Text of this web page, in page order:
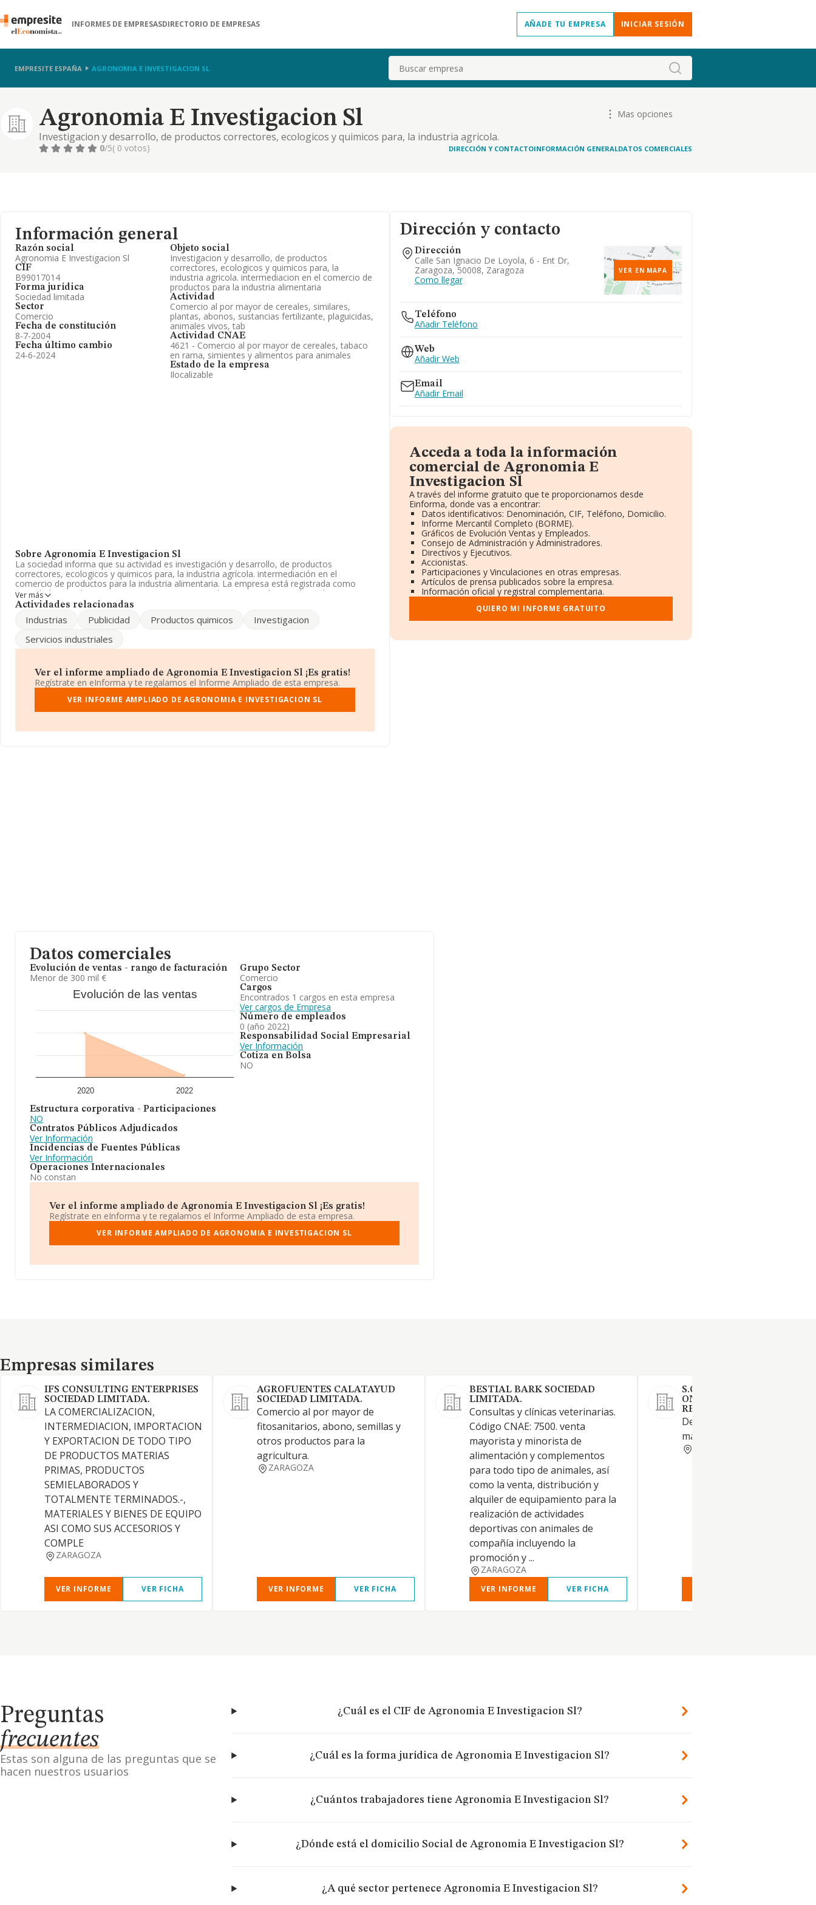
INFORMES DE EMPRESASDIRECTORIO DE EMPRESAS AÑADE TU EMPRESA INICIAR SESIÓN
EMPRESITE ESPAÑA AGRONOMIA E INVESTIGACION SL Buscar
Agronomia E Investigacion Sl
Investigacion y desarrollo, de productos correctores, ecologicos y quimicos para, la industria agricola.
intermediacion en el comercio de productos para la industria alimentaria
Mas opciones
0/5( 0 votos) DIRECCIÓN Y CONTACTOINFORMACIÓN GENERALDATOS COMERCIALES
Información general
Razón social
Agronomia E Investigacion Sl
CIF
B99017014
Forma jurídica
Sociedad limitada
Sector
Comercio
Fecha de constitución
8-7-2004
Fecha último cambio
24-6-2024
Objeto social
Investigacion y desarrollo, de productos
correctores, ecologicos y quimicos para, la
industria agricola. intermediacion en el comercio de
productos para la industria alimentaria
Actividad
Comercio al por mayor de cereales, similares,
plantas, abonos, sustancias fertilizante, plaguicidas,
animales vivos, tab
Actividad CNAE
4621 - Comercio al por mayor de cereales, tabaco
en rama, simientes y alimentos para animales
Estado de la empresa
Ilocalizable
Sobre Agronomia E Investigacion Sl
La sociedad informa que su actividad es investigación y desarrollo, de productos
correctores, ecologicos y quimicos para, la industria agrícola. intermediación en el
comercio de productos para la industria alimentaria. La empresa está registrada como
Sociedad Limitada. Tiene CNAE: 4621 - 'Comercio al por mayor de cereales, tabaco en
rama, simientes y alimentos para animales'. No realiza actividad de importación y/o
Ignacio De Loyola núm. 6 Ent Dr, (50008), Zaragoza, Aragón.
la facturación en el ámbito nacional alcanza los 26.805 millones de euros y la media entre
todas las compañías es de 2 millones de euros de ventas en 2022, encontrándose la
facturación de la empresa por encima del promedio. Respecto a la información de la
provincia (hablamos de Zaragoza), en la base de datos INFORMA constan 290 empresas,
cuyas ventas en 2022 han alcanzado los 664 millones de euros. Para aportar ulterior
años. La media de empleados de las empresas es de 2.
Ver más
Actividades relacionadas
Industrias Publicidad Productos quimicos
Investigacion
Servicios industriales
Ver el informe ampliado de Agronomia E Investigacion Sl ¡Es gratis!
Regístrate en eInforma y te regalamos el Informe Ampliado de esta empresa.
VER INFORME AMPLIADO DE AGRONOMIA E INVESTIGACION SL
Dirección y contacto
Dirección
Calle San Ignacio De Loyola, 6 - Ent Dr,
Zaragoza, 50008, Zaragoza
Como llegar
VER EN MAPA
Teléfono
Añadir Teléfono
Web
Añadir Web
Email
Añadir Email
Acceda a toda la información
comercial de Agronomia E
Investigacion Sl
A través del informe gratuito que te proporcionamos desde
Einforma, donde vas a encontrar:
Datos identificativos: Denominación, CIF, Teléfono, Domicilio.
Informe Mercantil Completo (BORME).
Gráficos de Evolución Ventas y Empleados.
Consejo de Administración y Administradores.
Directivos y Ejecutivos.
Accionistas.
Participaciones y Vinculaciones en otras empresas.
Artículos de prensa publicados sobre la empresa.
Información oficial y registral complementaria.
QUIERO MI INFORME GRATUITO
Datos comerciales
Evolución de ventas - rango de facturación
Menor de 300 mil €
Evolución de las ventas
2020 2022
Estructura corporativa - Participaciones
NO
Contratos Públicos Adjudicados
Ver Información
Incidencias de Fuentes Públicas
Ver Información
Operaciones Internacionales
No constan
Grupo Sector
Comercio
Cargos
Encontrados 1 cargos en esta empresa
Ver cargos de Empresa
Número de empleados
0 (año 2022)
Responsabilidad Social Empresarial
Ver Información
Cotiza en Bolsa
NO
Ver el informe ampliado de Agronomia E Investigacion Sl ¡Es gratis!
Regístrate en eInforma y te regalamos el Informe Ampliado de esta empresa.
VER INFORME AMPLIADO DE AGRONOMIA E INVESTIGACION SL
Empresas similares
Empresas similares
IFS CONSULTING ENTERPRISES
SOCIEDAD LIMITADA.
LA COMERCIALIZACION,
INTERMEDIACION, IMPORTACION
Y EXPORTACION DE TODO TIPO
DE PRODUCTOS MATERIAS
PRIMAS, PRODUCTOS
SEMIELABORADOS Y
TOTALMENTE TERMINADOS.-,
MATERIALES Y BIENES DE EQUIPO
ASI COMO SUS ACCESORIOS Y
COMPLE
ZARAGOZA
VER INFORME VER FICHA
AGROFUENTES CALATAYUD
SOCIEDAD LIMITADA.
Comercio al por mayor de
fitosanitarios, abono, semillas y
otros productos para la
agricultura.
ZARAGOZA
VER INFORME VER FICHA
BESTIAL BARK SOCIEDAD
LIMITADA.
Consultas y clínicas veterinarias.
Código CNAE: 7500. venta
mayorista y minorista de
alimentación y complementos
para todo tipo de animales, así
como la venta, distribución y
alquiler de equipamiento para la
realización de actividades
deportivas con animales de
compañía incluyendo la
promoción y ...
ZARAGOZA
VER INFORME VER FICHA
S.C. AGRARIA SAN ISIDRO
ONTINARDEL SALZ DE
RESPONSABILIDAD
Deshidratación y comercio al
mayor de alfalfa.
Preguntas
frecuentes
Estas son alguna de las preguntas que se
hacen nuestros usuarios
¿Cuál es el CIF de Agronomia E Investigacion Sl?
¿Cuál es la forma jurídica de Agronomia E Investigacion Sl?
¿Cuántos trabajadores tiene Agronomia E Investigacion Sl?
¿Dónde está el domicilio Social de Agronomia E Investigacion Sl?
¿A qué sector pertenece Agronomia E Investigacion Sl?